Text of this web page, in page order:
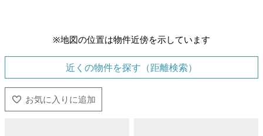
※地図の位置は物件近傍を示しています
近くの物件を探す（距離検索）